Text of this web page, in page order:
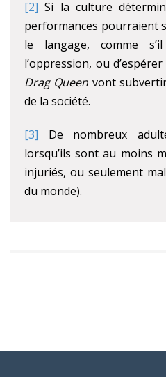
[2] Si la culture
performances pourraient
le langage, comme
l’oppression, ou
Drag Queen vont
de la société.
[3] De nombreux
lorsqu’ils sont au moins
injuriés, ou seulement
du monde).